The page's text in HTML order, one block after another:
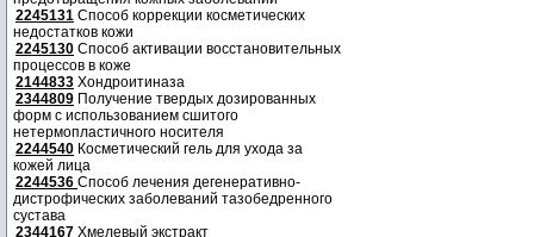
2245131 Способ коррекции косметических
недостатков кожи
2245130 Способ активации восстановительных
процессов в коже
2144833 Хондроитиназа
2344809 Получение твердых дозированных
форм с использованием сшитого
нетермопластичного носителя
2244540 Косметический гель для ухода за
кожей лица
2244536 Способ лечения дегенеративно-
дистрофических заболеваний тазобедренного
сустава
2344167 Хмелевый экстракт